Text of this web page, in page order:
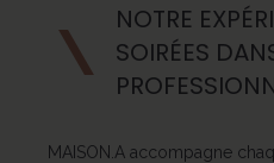
NOTRE
SOIRÉES
MAISON.A accompagne